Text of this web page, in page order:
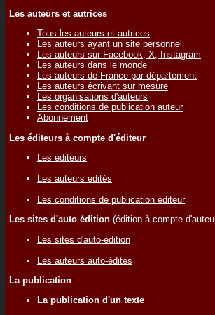
Les auteurs et autrices
Tous les auteurs et autrices
Les auteurs ayant un site personnel
Les auteurs sur Facebook, X, Instagram
Les auteurs dans le monde
Les auteurs de France par département
Les auteurs écrivant sur mesure
Les organisations d'auteurs
Les conditions de publication auteur
Abonnement
Les éditeurs à compte d'éditeur
Les éditeurs
Les auteurs édités
Les conditions de publication éditeur
Les sites d'auto édition (édition à compte
Les sites d'auto-édition
Les auteurs auto-édités
La publication
La publication d'un texte